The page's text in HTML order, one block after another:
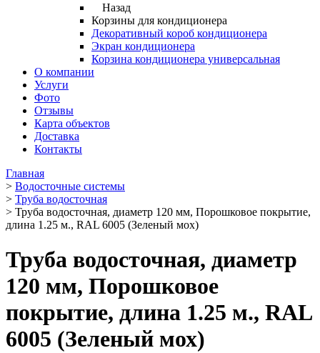
Назад
Корзины для кондиционера
Декоративный короб кондиционера
Экран кондиционера
Корзина кондиционера универсальная
О компании
Услуги
Фото
Отзывы
Карта объектов
Доставка
Контакты
Главная
> Водосточные системы
> Труба водосточная
> Труба водосточная, диаметр 120 мм, Порошковое покрытие,
длина 1.25 м., RAL 6005 (Зеленый мох)
Труба водосточная, диаметр
120 мм, Порошковое
покрытие, длина 1.25 м., RAL
6005 (Зеленый мох)